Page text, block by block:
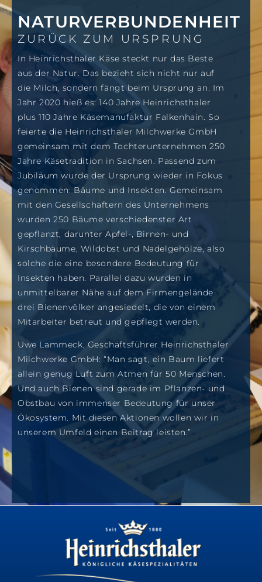
NATURVERBUNDENHEIT
ZURÜCK ZUM URSPRUNG
In Heinrichsthaler Käse steckt nur das Beste
aus der Natur. Das bezieht sich nicht nur auf
die Milch, sondern fängt beim Ursprung an. Im
Jahr 2020 hieß es: 140 Jahre Heinrichsthaler
plus 110 Jahre Käsemanufaktur Falkenhain. So
feierte die Heinrichsthaler Milchwerke GmbH
gemeinsam mit dem Tochterunternehmen 250
Jahre Käsetradition in Sachsen. Passend zum
Jubiläum wurde der Ursprung wieder in Fokus
genommen: Bäume und Insekten. Gemeinsam
mit den Gesellschaftern des Unternehmens
wurden 250 Bäume verschiedenster Art
gepflanzt, darunter Apfel-, Birnen- und
Kirschbäume, Wildobst und Nadelgehölze, also
solche die eine besondere Bedeutung für
Insekten haben. Parallel dazu wurden in
unmittelbarer Nähe auf dem Firmengelände
drei Bienenvölker angesiedelt, die von einem
Mitarbeiter betreut und gepflegt werden.
Uwe Lammeck, Geschäftsführer Heinrichsthaler
Milchwerke GmbH: “Man sagt, ein Baum liefert
allein genug Luft zum Atmen für 50 Menschen.
Und auch Bienen sind gerade im Pflanzen- und
Obstbau von immenser Bedeutung für unser
Ökosystem. Mit diesen Aktionen wollen wir in
unserem Umfeld einen Beitrag leisten.”